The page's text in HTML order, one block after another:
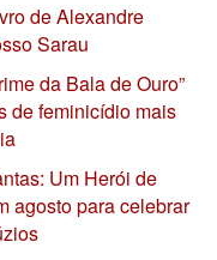
de Alexandre
Sarau
da Bala de Ouro”
de feminicídio mais
Um Herói de
agosto para celebrar